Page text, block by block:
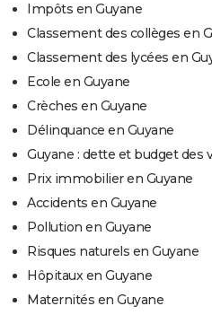
Impôts en Guyane
Classement des collèges en
Classement des lycées en
Ecole en Guyane
Crèches en Guyane
Délinquance en Guyane
Guyane : dette et budget des
Prix immobilier en Guyane
Accidents en Guyane
Pollution en Guyane
Risques naturels en Guyane
Hôpitaux en Guyane
Maternités en Guyane